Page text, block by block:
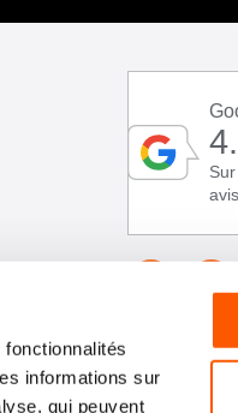
informations sur
qui peuvent
avis